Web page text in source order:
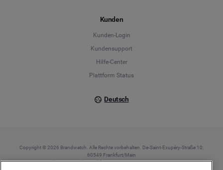
Kunden
Kunden-Login
Kundensupport
Hilfe-Center
Plattform Status
Deutsch
Copyright © 2026 Brandwatch. Alle Rechte vorbehalten. De-Saint-Exupéry-Straße 10,
60549 Frankfurt/Main
Registergericht: Amtsgericht Frankfurt am Main | Registernummer: HRB 138083 |